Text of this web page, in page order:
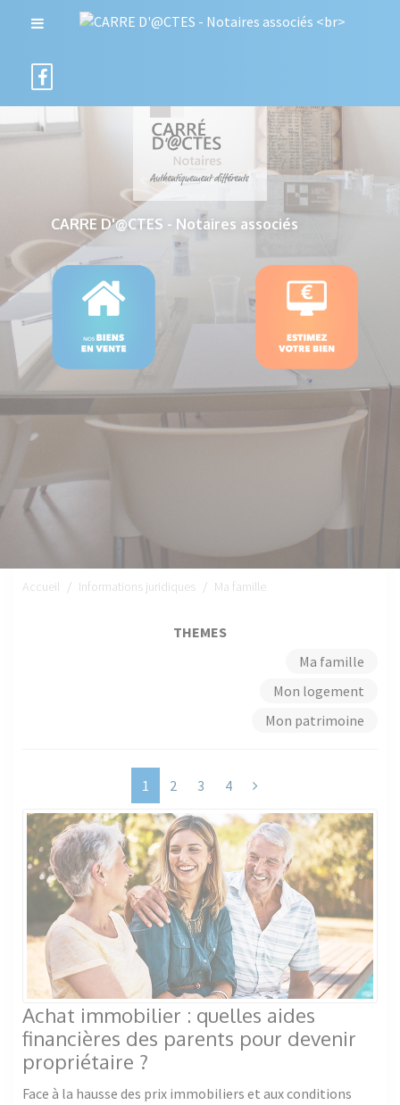
CARRE D'@CTES - Notaires associés
Accueil Informations juridiques Ma famille
THEMES
Ma famille
Mon logement
Mon patrimoine
1 2 3 4
Achat immobilier : quelles aides
financières des parents pour devenir
propriétaire ?
Face à la hausse des prix immobiliers et aux conditions